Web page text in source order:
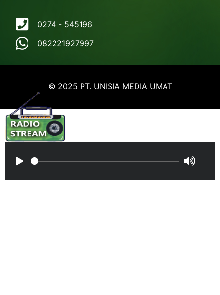
0274 - 545196
082221927997
© 2025 PT. UNISIA MEDIA UMAT